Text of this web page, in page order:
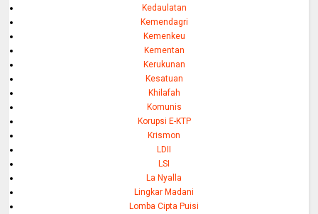
Kedaulatan
Kemendagri
Kemenkeu
Kementan
Kerukunan
Kesatuan
Khilafah
Komunis
Korupsi E-KTP
Krismon
LDII
LSI
La Nyalla
Lingkar Madani
Lomba Cipta Puisi